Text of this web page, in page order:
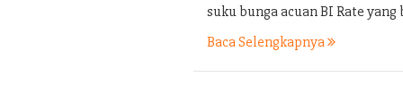
suku bunga acuan BI Rate yang
Baca Selengkapnya